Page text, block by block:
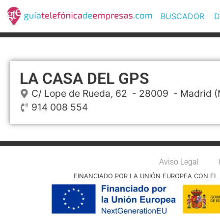
BUSCADOR
LA CASA DEL GPS
C/ Lope de Rueda, 62 - 28009 - Madrid
914 008 554
Aviso Legal
FINANCIADO POR LA UNIÓN EUROPEA CON